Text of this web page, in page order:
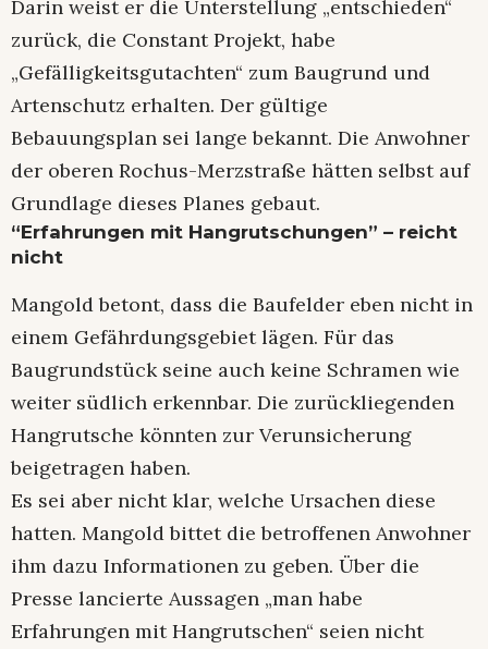
Darin weist er die Unterstellung „entschieden“
zurück, die Constant Projekt, habe
„Gefälligkeitsgutachten“ zum Baugrund und
Artenschutz erhalten. Der gültige
Bebauungsplan sei lange bekannt. Die Anwohner
der oberen Rochus-Merzstraße hätten selbst auf
Grundlage dieses Planes gebaut.
“Erfahrungen mit Hangrutschungen” – reicht
nicht
Mangold betont, dass die Baufelder eben nicht in
einem Gefährdungsgebiet lägen. Für das
Baugrundstück seine auch keine Schramen wie
weiter südlich erkennbar. Die zurückliegenden
Hangrutsche könnten zur Verunsicherung
beigetragen haben.
Es sei aber nicht klar, welche Ursachen diese
hatten. Mangold bittet die betroffenen Anwohner
ihm dazu Informationen zu geben. Über die
Presse lancierte Aussagen „man habe
Erfahrungen mit Hangrutschen“ seien nicht